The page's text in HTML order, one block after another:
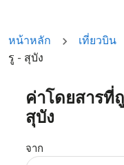
หน้าหลัก เที่ยวบิน
รู - สุบัง
ค่าโดยสารที่
สุบัง
จาก
ลองอัปเดตเส้นทาง